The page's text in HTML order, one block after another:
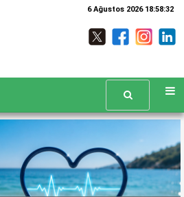
6 Ağustos 2026 18:58:36